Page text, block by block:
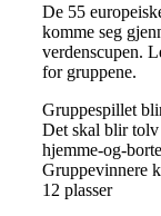
De 55
komme seg
verdenscupen.
for gruppene.
Gruppespillet
Det skal blir
hjemme-og-
Gruppevinnere
12 plasser